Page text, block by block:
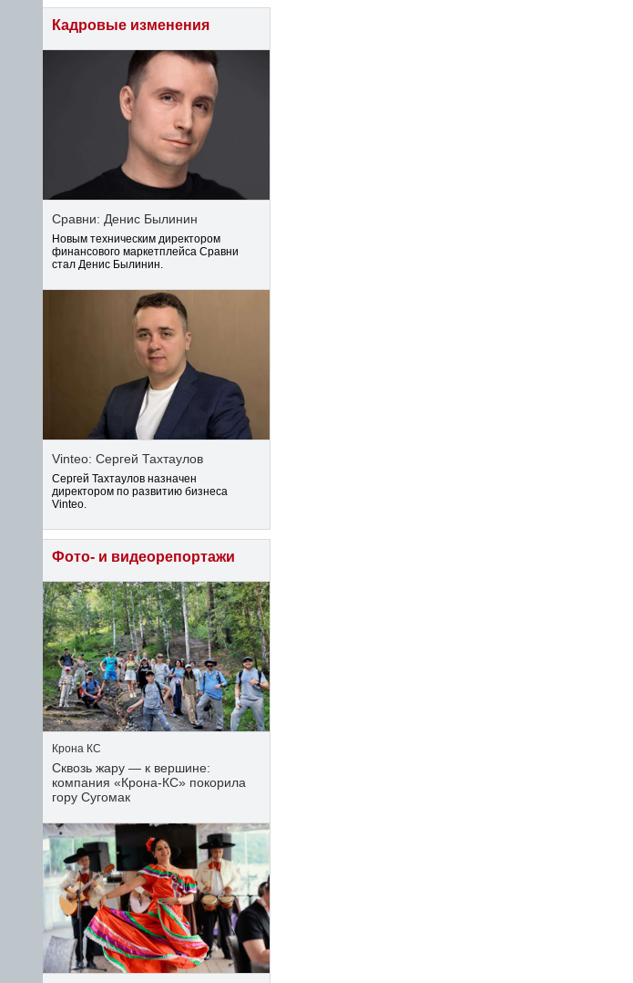
Кадровые изменения
Сравни: Денис Былинин
Новым техническим директором
финансового маркетплейса Сравни
стал Денис Былинин.
Vinteo: Сергей Тахтаулов
Сергей Тахтаулов назначен
директором по развитию бизнеса
Vinteo.
Фото- и видеорепортажи
Крона КС
Сквозь жару — к вершине:
компания «Крона‑КС» покорила
гору Сугомак